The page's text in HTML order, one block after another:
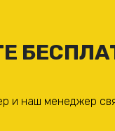
в течение
включает все
и наш менеджер